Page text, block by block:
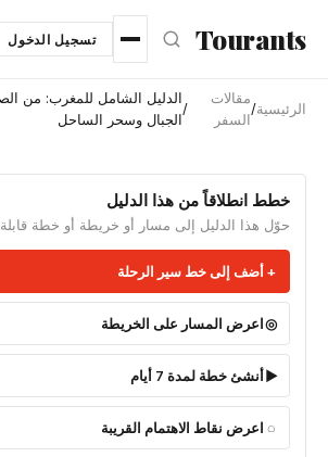
انتقل إلى المحتوى الرئيسي
Tourants تسجيل الدخول
الرئيسية/
مقالات
السفر
/
الدليل الشامل للمغرب: من
الجبال وسحر الساحل
خطط انطلاقاً من هذا الدليل
حوّل هذا الدليل إلى مسار أو خريطة أو خطة قابلة
أضف إلى خط سير الرحلة
اعرض المسار على الخريطة
أنشئ خطة لمدة 7 أيام
اعرض نقاط الاهتمام القريبة